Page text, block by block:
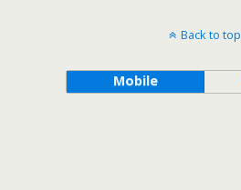
Back to top
Mobile